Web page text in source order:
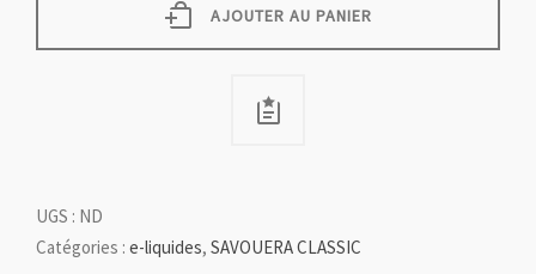
AJOUTER AU PANIER
UGS : ND
Catégories : e-liquides, SAVOUERA CLASSIC